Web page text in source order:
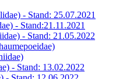
- Stand: 25.07.2021
- Stand:21.11.2021
- Stand: 21.05.2022
- Stand: 13.02.2022